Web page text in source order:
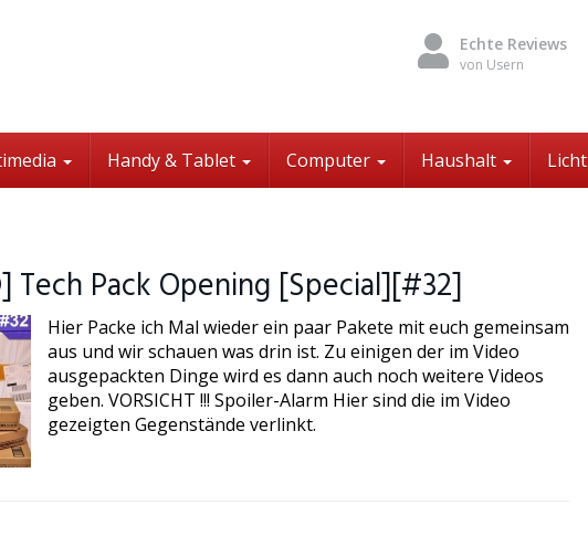
Echte Reviews
von Usern
Handy & Tablet Computer Haushalt Licht
Tech Pack Opening [Special][#32]
Hier Packe ich Mal wieder ein paar Pakete mit euch gemeinsam
aus und wir schauen was drin ist. Zu einigen der im Video
ausgepackten Dinge wird es dann auch noch weitere Videos
geben. VORSICHT !!! Spoiler-Alarm Hier sind die im Video
gezeigten Gegenstände verlinkt.